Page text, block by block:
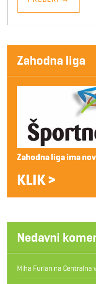
Zahodna liga
Zahodna liga ima
KLIK >
Nedavni
Miha Furlan na Centralna